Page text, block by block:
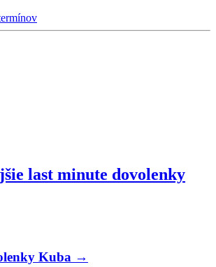
last minute dovolenky
Kuba →